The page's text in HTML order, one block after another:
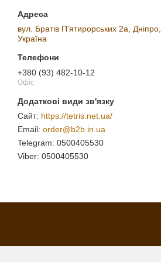
вул. Братів П'ятирорських 2а, Дніпро,
Україна
+380 (93) 482-10-12
Офіс
https://tetris.net.ua/
order@b2b.in.ua
0500405530
0500405530